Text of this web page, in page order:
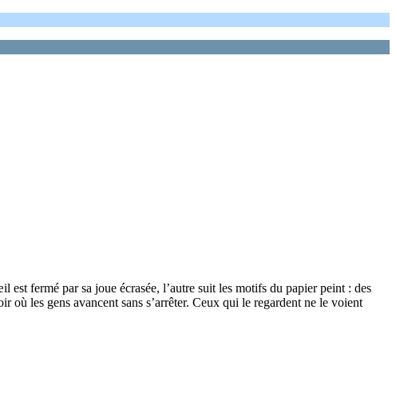
est fermé par sa joue écrasée, l’autre suit les motifs du papier peint : des
où les gens avancent sans s’arrêter. Ceux qui le regardent ne le voient